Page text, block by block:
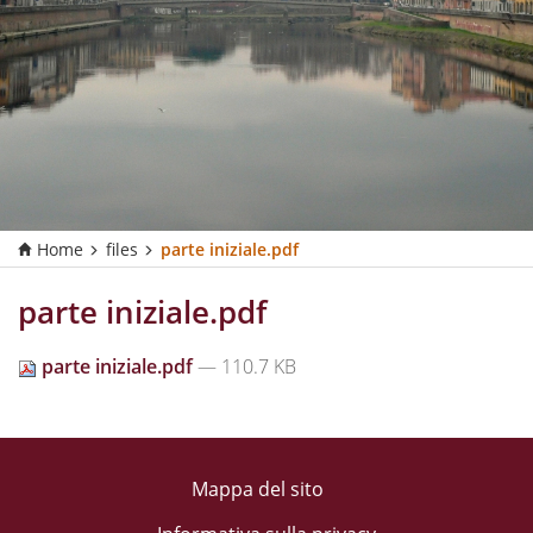
Home files parte iniziale.pdf
parte iniziale.pdf
parte iniziale.pdf— 110.7 KB
Mappa del sito